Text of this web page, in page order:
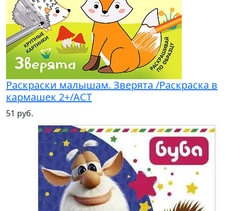
Раскраски малышам. Зверята /Раскраска в
кармашек 2+/АСТ
51 руб.